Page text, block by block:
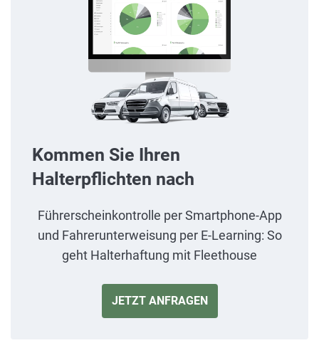
Kommen Sie Ihren
Halterpflichten nach
Führerscheinkontrolle per Smartphone-App
und Fahrerunterweisung per E-Learning: So
geht Halterhaftung mit Fleethouse
JETZT ANFRAGEN